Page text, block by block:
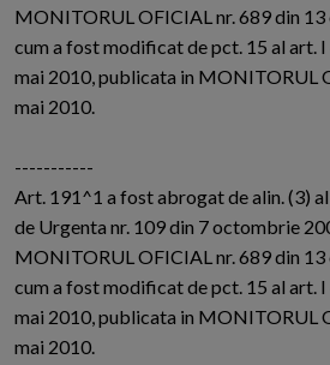
MONITORUL OFICIAL nr. 689 din
cum a fost modificat de pct. 15 al art. I
mai 2010, publicata in MONITORUL
mai 2010.
-----------
Art. 191^1 a fost abrogat de alin. (3)
de Urgenta nr. 109 din 7 octombrie
MONITORUL OFICIAL nr. 689 din
cum a fost modificat de pct. 15 al art. I
mai 2010, publicata in MONITORUL
mai 2010.